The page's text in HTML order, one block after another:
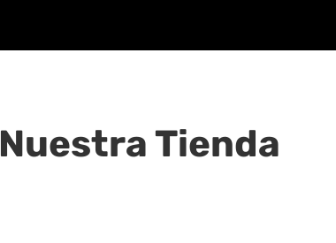
Nuestra Tienda